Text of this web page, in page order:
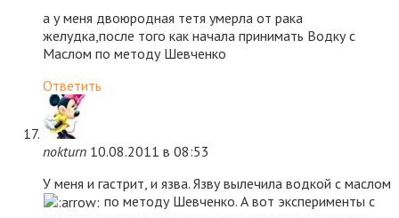
а у меня двоюродная тетя умерла от рака
желудка,после того как начала принимать Водку с
Маслом по методу Шевченко
Ответить
nokturn 10.08.2011 в 08:53
У меня и гастрит, и язва. Язву вылечила водкой с маслом
по методу Шевченко. А вот эксперименты с